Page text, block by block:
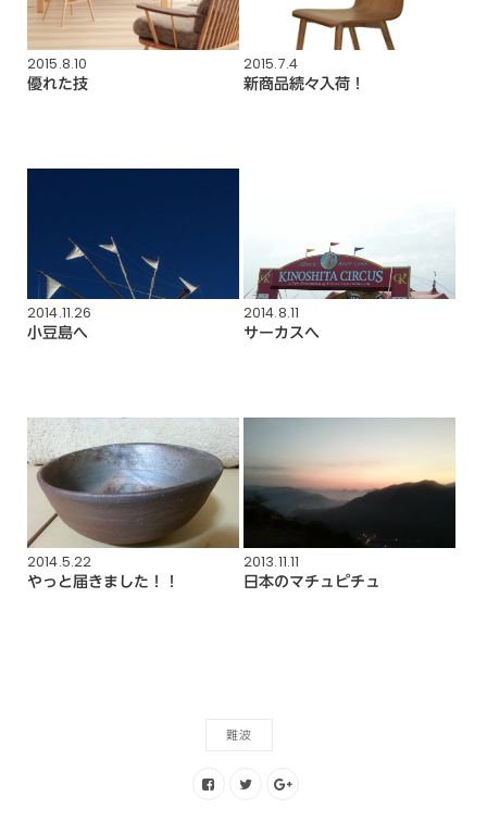
2015.8.10
優れた技
2015.7.4
新商品続々入荷！
2014.11.26
小豆島へ
2014.8.11
サーカスへ
2014.5.22
やっと届きました！！
2013.11.11
日本のマチュピチュ
難波